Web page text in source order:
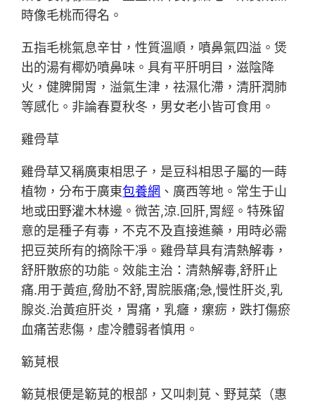
時像毛桃而得名。
五指毛桃氣息辛甘，性質溫順，噴鼻氣四溢。煲
出的湯有椰奶噴鼻味。具有平肝明目，滋陰降
火，健脾開胃，溢氣生津，祛濕化滯，清肝潤肺
等感化。非論春夏秋冬，男女老小皆可食用。
雞骨草
雞骨草又稱廣東相思子，是豆科相思子屬的一蒔
植物，分布于廣東包養網 、廣西等地。常生于山
地或田野灌木林邊。微苦,涼.回肝,胃經。特殊留
意的是種子有毒，不克不及直接進藥，用時必需
把豆莢所有的摘除干凈。雞骨草具有清熱解毒，
舒肝散瘀的功能。效能主治：清熱解毒,舒肝止
痛.用于黃疸,脅肋不舒,胃脘脹痛;急,慢性肝炎,乳
腺炎.治黃疸肝炎，胃痛，乳癰，瘰疬，跌打傷瘀
血痛苦悲傷，虛冷體弱者慎用。
簕莧根
簕莧根便是簕莧的根部，又叫刺莧、野莧菜（惠